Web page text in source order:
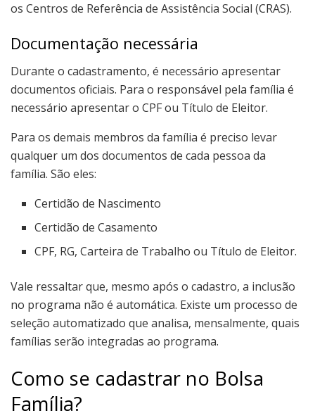
os Centros de Referência de Assistência Social (CRAS).
Documentação necessária
Durante o cadastramento, é necessário apresentar
documentos oficiais. Para o responsável pela família é
necessário apresentar o CPF ou Título de Eleitor.
Para os demais membros da família é preciso levar
qualquer um dos documentos de cada pessoa da
família. São eles:
Certidão de Nascimento
Certidão de Casamento
CPF, RG, Carteira de Trabalho ou Título de Eleitor.
Vale ressaltar que, mesmo após o cadastro, a inclusão
no programa não é automática. Existe um processo de
seleção automatizado que analisa, mensalmente, quais
famílias serão integradas ao programa.
Como se cadastrar no Bolsa
Família?